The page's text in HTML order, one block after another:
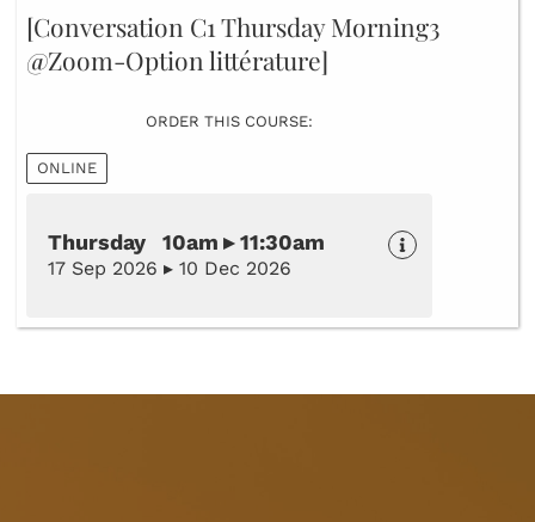
[Conversation C1 Thursday Morning3
@Zoom-Option littérature]
ORDER THIS COURSE:
ONLINE
Thursday 10am ▸ 11:30am
17 Sep 2026 ▸ 10 Dec 2026